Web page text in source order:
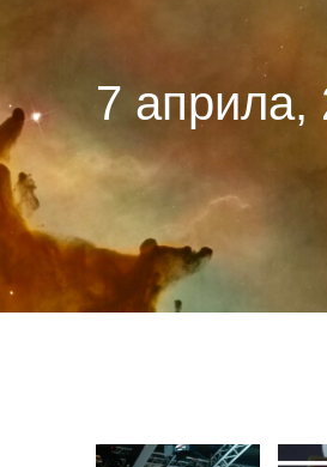
7 априла,